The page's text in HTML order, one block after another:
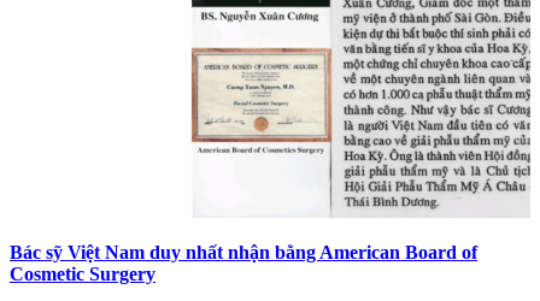
Bác sỹ Việt Nam duy nhất nhận bằng American Board of
Cosmetic Surgery